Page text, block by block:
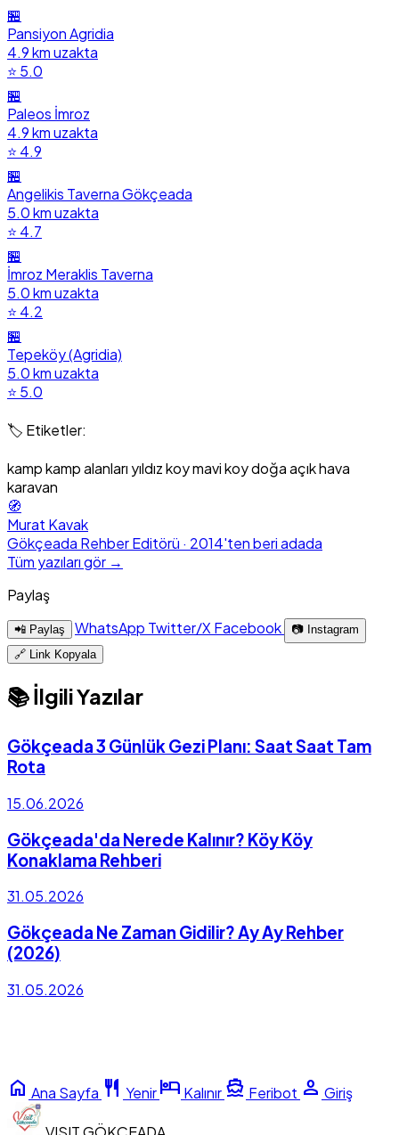
🏪
Pansiyon Agridia
4.9 km uzakta
⭐ 5.0
🏪
Paleos İmroz
4.9 km uzakta
⭐ 4.9
🏪
Angelikis Taverna Gökçeada
5.0 km uzakta
⭐ 4.7
🏪
İmroz Meraklis Taverna
5.0 km uzakta
⭐ 4.2
🏪
Tepeköy (Agridia)
5.0 km uzakta
⭐ 5.0
🏷️ Etiketler:
kampkamp alanları yıldız koymavi koydoğaaçık hava
karavan
🧭
Murat Kavak
Gökçeada Rehber Editörü · 2014'ten beri adada
Tüm yazıları gör →
Paylaş
📲 Paylaş WhatsApp Twitter/XFacebook
📷 Instagram
🔗 Link Kopyala
📚 İlgili Yazılar
Gökçeada 3 Günlük Gezi Planı: Saat Saat Tam
Rota
15.06.2026
Gökçeada'da Nerede Kalınır? Köy Köy
Konaklama Rehberi
31.05.2026
Gökçeada Ne Zaman Gidilir? Ay Ay Rehber
(2026)
31.05.2026
home Ana Sayfa restaurant Yenirhotel Kalınır directions_boat Feribot person Giriş